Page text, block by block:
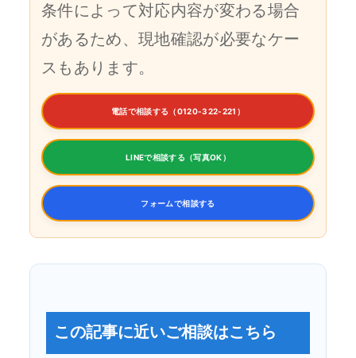
条件によって対応内容が変わる場合
があるため、現地確認が必要なケー
スもあります。
電話で相談する（0120-322-221）
LINEで相談する（写真OK）
フォームで相談する
この記事に近いご相談はこちら